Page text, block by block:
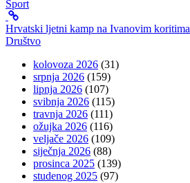
Sport
Hrvatski ljetni kamp na Ivanovim koritima
Društvo
kolovoza 2026 (31)
srpnja 2026 (159)
lipnja 2026 (107)
svibnja 2026 (115)
travnja 2026 (111)
ožujka 2026 (116)
veljače 2026 (109)
siječnja 2026 (88)
prosinca 2025 (139)
studenog 2025 (97)